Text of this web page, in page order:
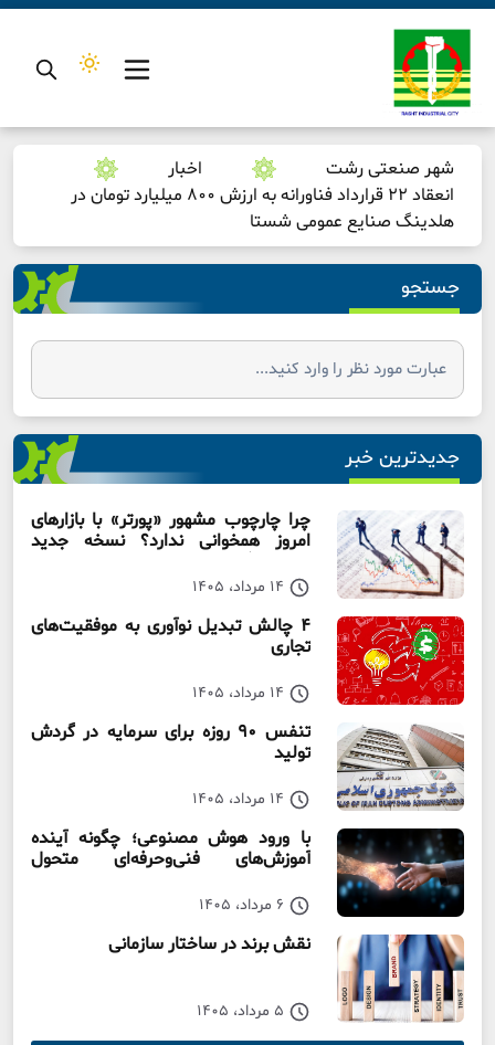
شهر صنعتی رشت
اخبار
انعقاد ۲۲ قرارداد فناورانه به ارزش ۸۰۰ میلیارد تومان در
هلدینگ صنایع عمومی شستا
جستجو
جدیدترین خبر
چرا چارچوب مشهور «پورتر» با بازارهای
امروز همخوانی ندارد؟ نسخه جدید
14 مرداد، 1405
۴ چالش تبدیل نوآوری به موفقیت‌های
تجاری
14 مرداد، 1405
تنفس ۹۰ روزه برای سرمایه در گردش
تولید
14 مرداد، 1405
با ورود هوش مصنوعی؛ چگونه آینده
آموزش‌های فنی‌وحرفه‌ای متحول
6 مرداد، 1405
نقش برند در ساختار سازمانی
5 مرداد، 1405